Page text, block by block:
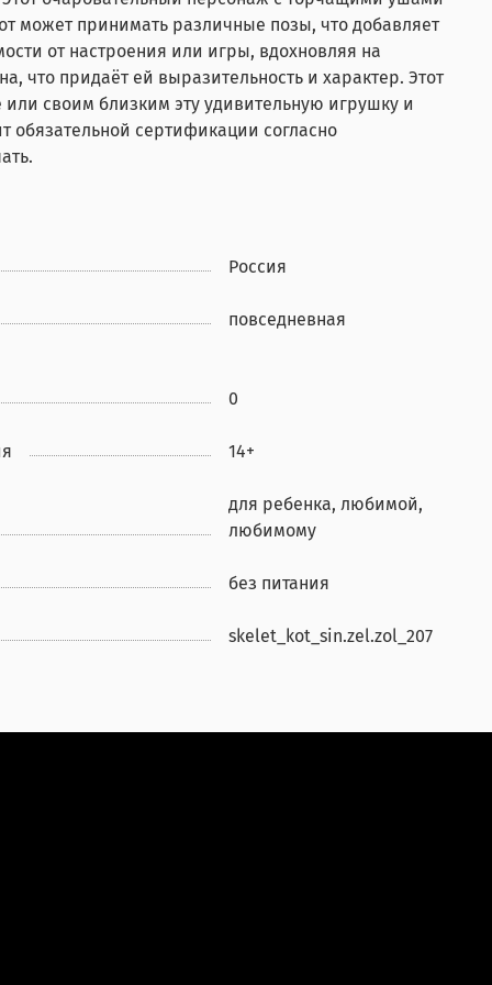
может принимать различные позы, что добавляет
от настроения или игры, вдохновляя на
что придаёт ей выразительность и характер. Этот
своим близким эту удивительную игрушку и
обязательной сертификации согласно
Россия
повседневная
0
14+
для ребенка, любимой,
любимому
без питания
skelet_kot_sin.zel.zol_207